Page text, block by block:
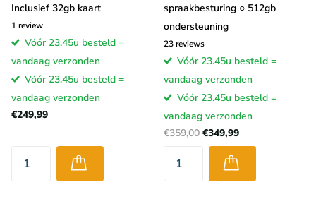
Inclusief 32gb kaart
1review
Vóór 23.45u besteld =
vandaag verzonden
Vóór 23.45u besteld =
vandaag verzonden
€249,99
spraakbesturing ○ 512gb
ondersteuning
23reviews
Vóór 23.45u besteld =
vandaag verzonden
Vóór 23.45u besteld =
vandaag verzonden
€359,00 €349,99